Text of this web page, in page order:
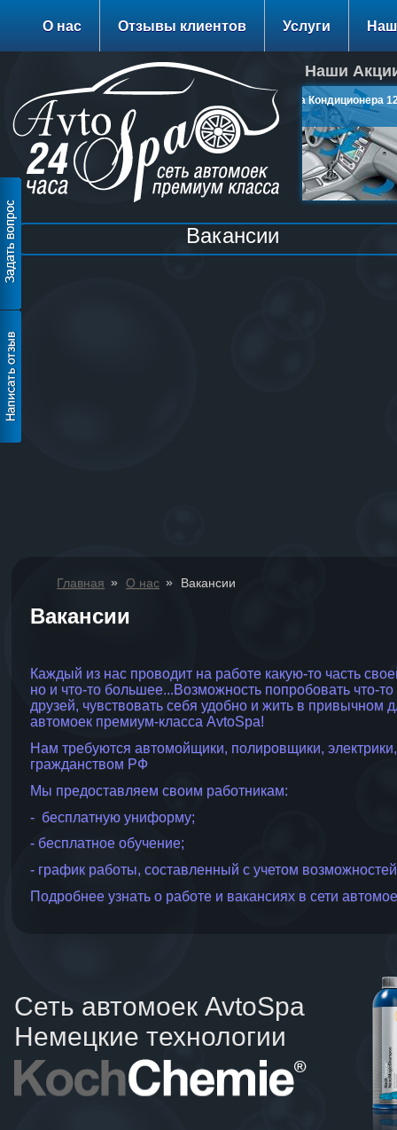
О нас Отзывы клиентов Услуги
Наши
Заправка Кондиционера
Вакансии
Главная » О нас » Вакансии
Вакансии
Каждый из нас проводит на работе какую-то часть
но и что-то большее...Возможность попробовать что-
друзей, чувствовать себя удобно и жить в привычном
автомоек премиум-класса AvtoSpa!
Нам требуются автомойщики, полировщики,
гражданством РФ
Мы предоставляем своим работникам:
- бесплатную униформу;
- бесплатное обучение;
- график работы, составленный с учетом
Подробнее узнать о работе и вакансиях в сети
Сеть автомоек AvtoSpa
Немецкие технологии